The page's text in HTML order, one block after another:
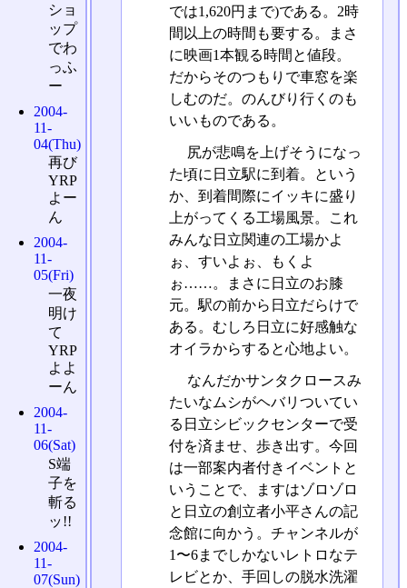
では1,620円まで)である。2時
間以上の時間も要する。まさ
に映画1本観る時間と値段。
だからそのつもりで車窓を楽
しむのだ。のんびり行くのも
いいものである。
尻が悲鳴を上げそうになっ
た頃に日立駅に到着。という
か、到着間際にイッキに盛り
上がってくる工場風景。これ
みんな日立関連の工場かよ
ぉ、すいよぉ、もくよ
ぉ……。まさに日立のお膝
元。駅の前から日立だらけで
ある。むしろ日立に好感触な
オイラからすると心地よい。
なんだかサンタクロースみ
たいなムシがヘバリついてい
る日立シビックセンターで受
付を済ませ、歩き出す。今回
は一部案内者付きイベントと
いうことで、ますはゾロゾロ
と日立の創立者小平さんの記
念館に向かう。チャンネルが
1〜6までしかないレトロなテ
レビとか、手回しの脱水洗濯
ショ
ップ
でわ
っふ
ー
2004-
11-
04(Thu)
再び
YRP
よー
ん
2004-
11-
05(Fri)
一夜
明け
て
YRP
よよ
ーん
2004-
11-
06(Sat)
S端
子を
斬る
ッ!!
2004-
11-
07(Sun)